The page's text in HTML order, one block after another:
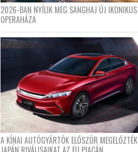
2026-BAN NYÍLIK MEG SANGHAJ ÚJ IKONIKUS
OPERAHÁZA
A KÍNAI AUTÓGYÁRTÓK ELŐSZÖR MEGELŐZTÉK